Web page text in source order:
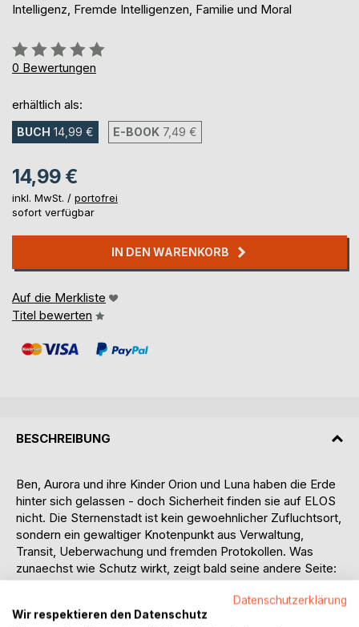
Intelligenz, Fremde Intelligenzen, Familie und Moral
Bewertung::
0%
0 Bewertungen
erhältlich als:
BUCH 14,99 € E-BOOK 7,49 €
14,99 €
inkl. MwSt. / portofrei
sofort verfügbar
IN DEN WARENKORB
Auf die Merkliste
Titel bewerten
BESCHREIBUNG
Ben, Aurora und ihre Kinder Orion und Luna haben die Erde
hinter sich gelassen - doch Sicherheit finden sie auf ELOS
nicht. Die Sternenstadt ist kein gewoehnlicher Zufluchtsort,
sondern ein gewaltiger Knotenpunkt aus Verwaltung,
Transit, Ueberwachung und fremden Protokollen. Was
zunaechst wie Schutz wirkt, zeigt bald seine andere Seite:
Jeder Schritt der Familie wird gemessen, bewertet und in
Systeme eingeordnet, deren wahre Absichten unklar
bleiben.
Datenschutzerklärung
Wir respektieren den Datenschutz